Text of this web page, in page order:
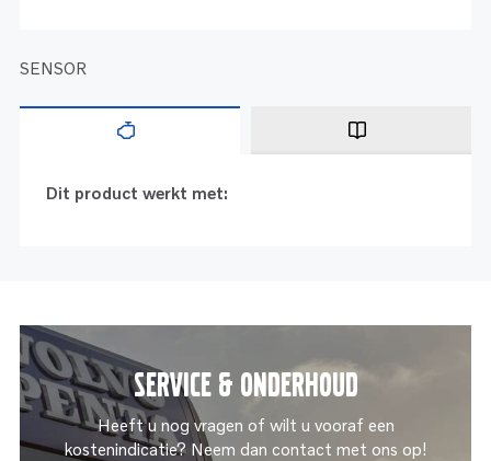
SENSOR
Dit product werkt met:
Service & onderhoud
Heeft u nog vragen of wilt u vooraf een
kostenindicatie? Neem dan contact met ons op!